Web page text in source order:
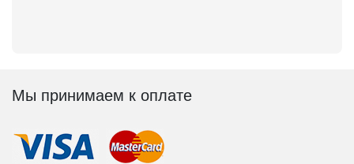
Мы принимаем к оплате